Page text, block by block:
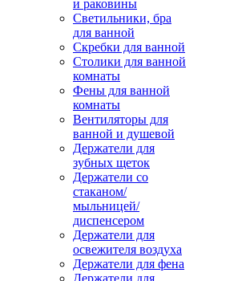
и раковины
Светильники, бра
для ванной
Скребки для ванной
Столики для ванной
комнаты
Фены для ванной
комнаты
Вентиляторы для
ванной и душевой
Держатели для
зубных щеток
Держатели со
стаканом/
мыльницей/
диспенсером
Держатели для
освежителя воздуха
Держатели для фена
Держатели для